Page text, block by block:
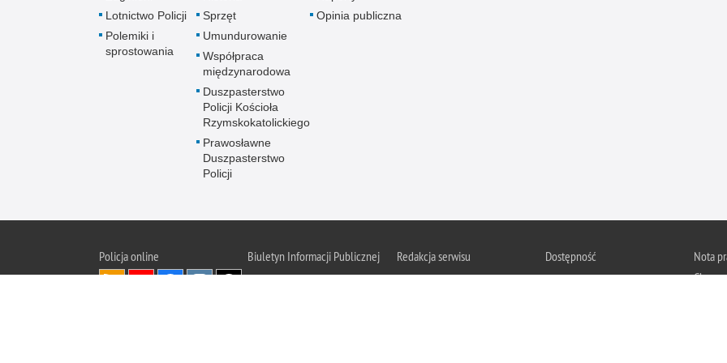
Lotnictwo Policji
Polemiki i
sprostowania
Sprzęt
Umundurowanie
Współpraca
międzynarodowa
Duszpasterstwo
Policji Kościoła
Rzymskokatolickiego
Prawosławne
Duszpasterstwo
Policji
Opinia publiczna
Policjaonline
Biuletyn Informacji Publicznej
Redakcja serwisu
Dostępność
Nota